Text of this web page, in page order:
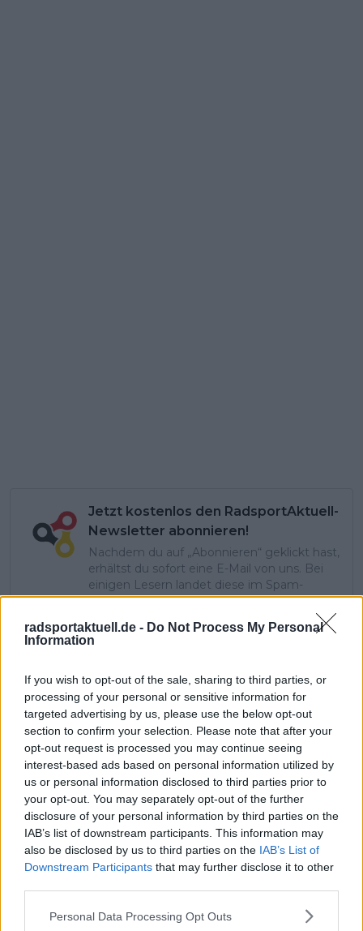
radsportaktuell.de - Do Not Process My Personal
Information
If you wish to opt-out of the sale, sharing to third parties, or
processing of your personal or sensitive information for
targeted advertising by us, please use the below opt-out
section to confirm your selection. Please note that after your
opt-out request is processed you may continue seeing
interest-based ads based on personal information utilized by
us or personal information disclosed to third parties prior to
your opt-out. You may separately opt-out of the further
disclosure of your personal information by third parties on the
IAB’s list of downstream participants. This information may
also be disclosed by us to third parties on the IAB’s List of
Downstream Participants that may further disclose it to other
Personal Data Processing Opt Outs
Jetzt kostenlos den RadsportAktuell-
Newsletter abonnieren!
Nachdem du auf „Abonnieren“ geklickt hast,
erhältst du sofort eine E-Mail von uns. Bei
einigen Lesern landet diese im Spam-
Ordner – überprüfe ihn daher bitte ebenfalls.
Rennvorschauen – täglich kompakt per E-
Mail.
Abonnieren
Theo Stodiek
Theo ist seit 2025 Teil der Redaktion von
Radsportaktuell.de und berichtet über den
professionellen Radsport. Ein Schwerpunkt seiner Arbeit
liegt auf Liveblogs zu wichtigen Renntagen und Etappen,
bei denen er das Geschehen in Echtzeit begleitet und
Ergebnisse sowie taktische Entwicklungen fortlaufend
einordnet. Darüber hinaus schreibt er aktuelle Berichte
und Hintergrundtexte rund um Teams, Fahrer und den